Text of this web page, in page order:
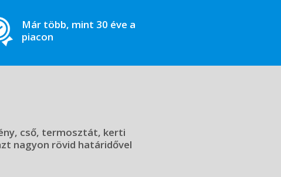
Már több, mint 30 éve a
piacon
cső, termosztát, kerti
nagyon rövid határidővel